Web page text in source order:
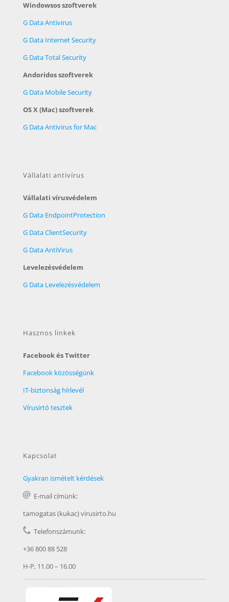
Windowsos szoftverek
G Data Antivirus
G Data Internet Security
G Data Total Security
Andoridos szoftverek
G Data Mobile Security
OS X (Mac) szoftverek
G Data Antivirus for Mac
Vállalati antivírus
Vállalati vírusvédelem
G Data EndpointProtection
G Data ClientSecurity
G Data AntiVirus
Levelezésvédelem
G Data Levelezésvédelem
Hasznos linkek
Facebook és Twitter
Facebook közösségünk
IT-biztonság hírlevél
Vírusirtó tesztek
Kapcsolat
Gyakran ismételt kérdések
E-mail címünk:
tamogatas (kukac) virusirto.hu
Telefonszámunk:
+36 800 88 528
H-P, 11.00 – 16.00